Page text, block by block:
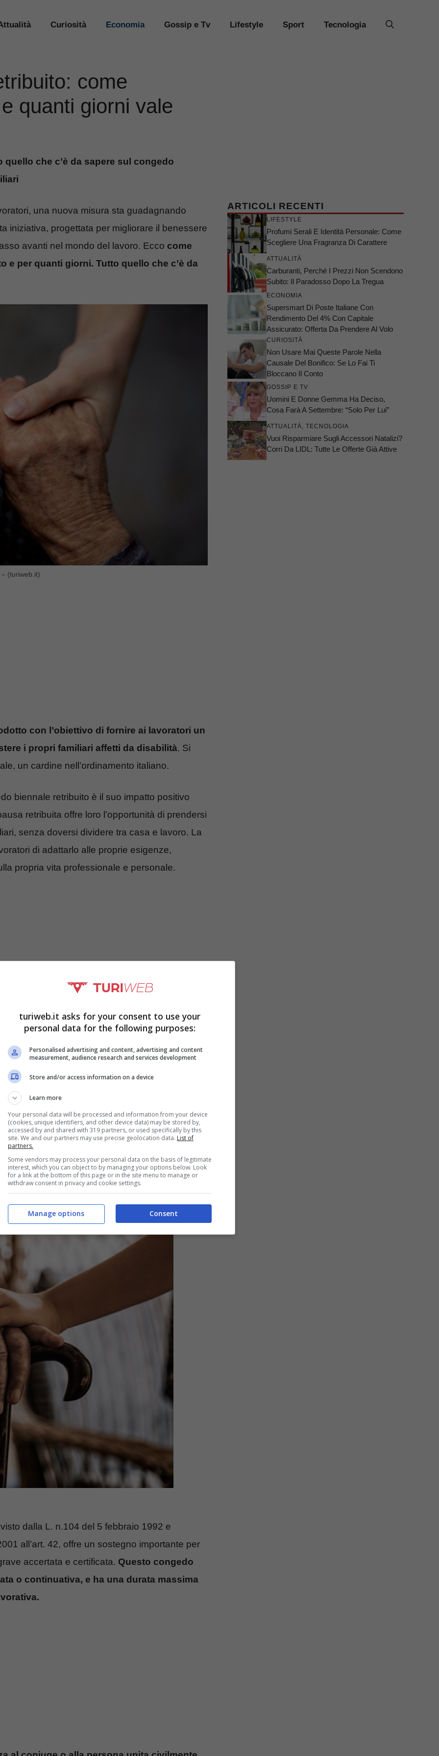
Curiosità Economia Gossip e Tv Lifestyle Sport Tecnologia
come
quanti giorni vale
che c’è da sapere sul congedo
una nuova misura sta guadagnando
iniziativa, progettata per migliorare il benessere
avanti nel mondo del lavoro. Ecco come
e per quanti giorni. Tutto quello che c’è da
(turiweb.it)
con l’obiettivo di fornire ai lavoratori un
i propri familiari affetti da disabilità. Si
un cardine nell’ordinamento italiano.
biennale retribuito è il suo impatto positivo
retribuita offre loro l’opportunità di prendersi
senza doversi dividere tra casa e lavoro. La
di adattarlo alle proprie esigenze,
propria vita professionale e personale.
è certamente uno strumento di civiltà in
misure si può contribuire a creare un
sapere.
tutto quello che c’è da
può avvenire gradualmente, con un
di adattarsi e pianificare di conseguenza.
di nuove politiche e minimizza l’impatto
dalla L. n.104 del 5 febbraio 1992 e
all’art. 42, offre un sostegno importante per
accertata e certificata. Questo congedo
o continuativa, e ha una durata massima
ARTICOLI RECENTI
LIFESTYLE
Profumi Serali E Identità Personale: Come
Scegliere Una Fragranza Di Carattere
ATTUALITÀ
Carburanti, Perché I Prezzi Non Scendono
Subito: Il Paradosso Dopo La Tregua
ECONOMIA
Supersmart Di Poste Italiane Con
Rendimento Del 4% Con Capitale
Assicurato: Offerta Da Prendere Al Volo
CURIOSITÀ
Non Usare Mai Queste Parole Nella
Causale Del Bonifico: Se Lo Fai Ti
Bloccano Il Conto
GOSSIP E TV
Uomini E Donne Gemma Ha Deciso,
Cosa Farà A Settembre: “Solo Per Lui”
ATTUALITÀ, TECNOLOGIA
Vuoi Risparmiare Sugli Accessori Natalizi?
Corri Da LIDL: Tutte Le Offerte Già Attive
turiweb.it asks for your consent to use your
personal data for the following purposes:
Personalised advertising and content, advertising and content
measurement, audience research and services development
Store and/or access information on a device
Learn more
Your personal data will be processed and information from your device
(cookies, unique identifiers, and other device data) may be stored by,
accessed by and shared with 319 partners, or used specifically by this
site. We and our partners may use precise geolocation data. List of
partners.
Some vendors may process your personal data on the basis of legitimate
interest, which you can object to by managing your options below. Look
for a link at the bottom of this page or in the site menu to manage or
withdraw consent in privacy and cookie settings.
Consent
Manage options